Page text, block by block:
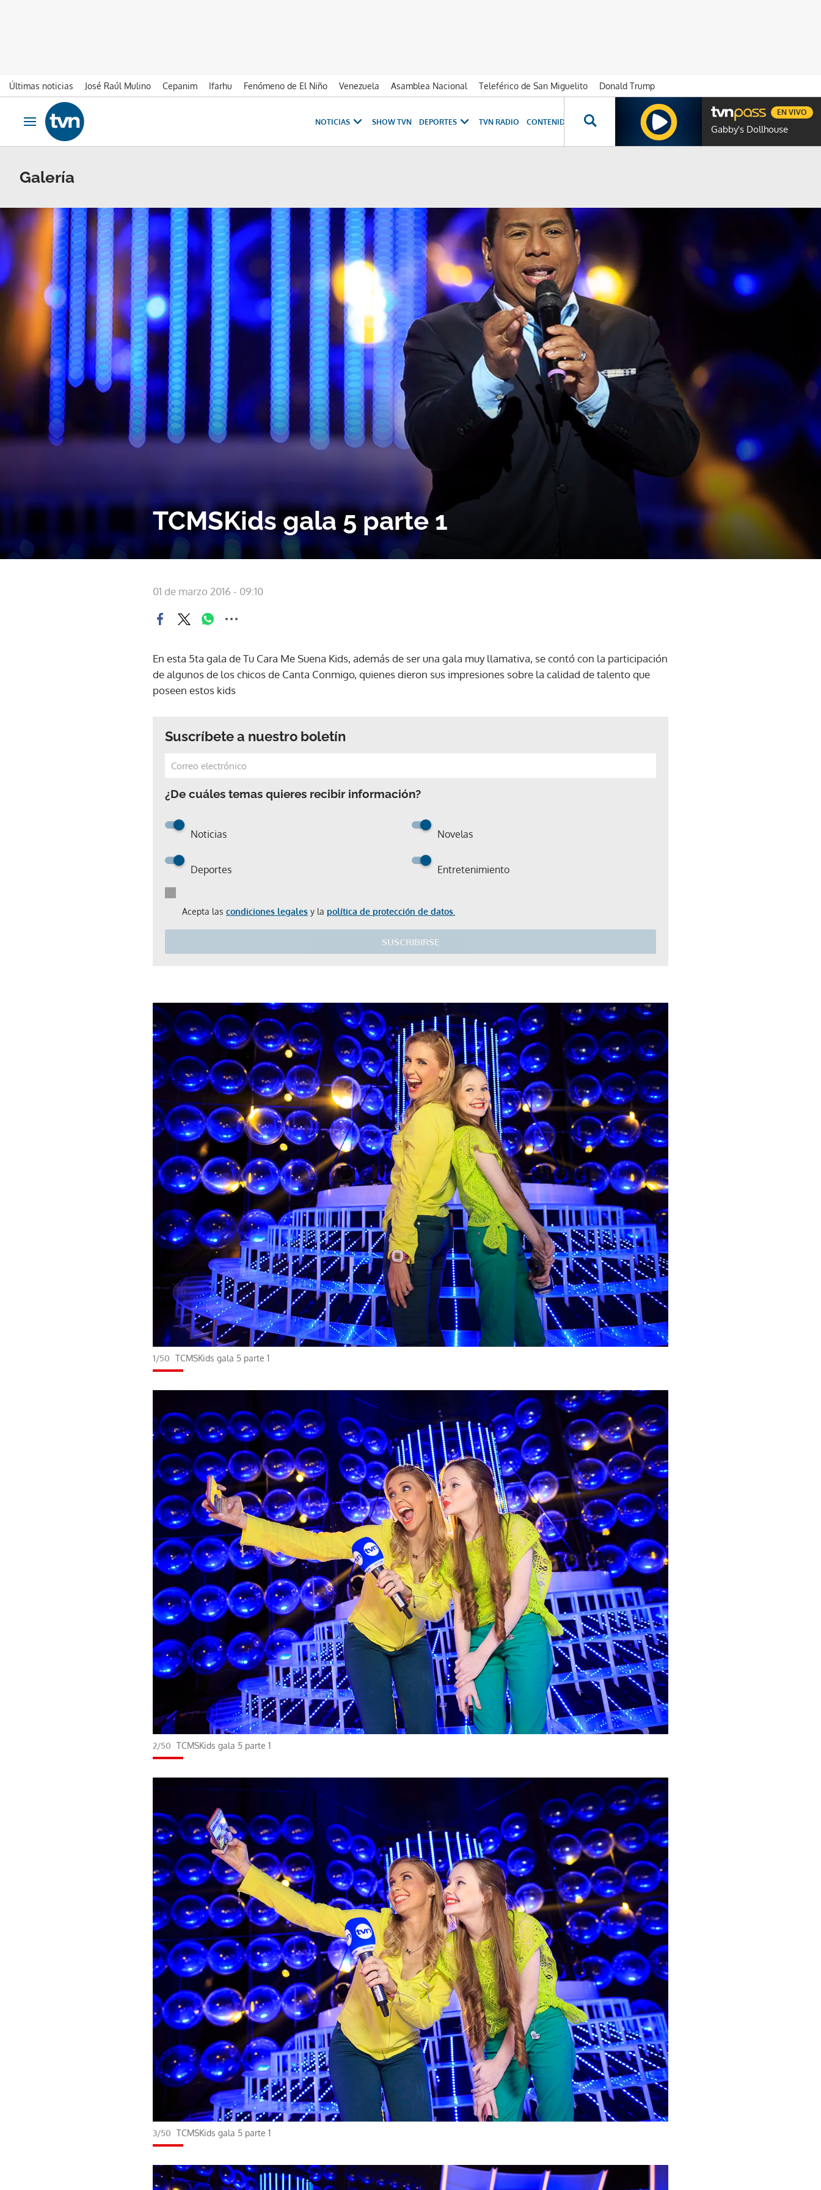
Últimas noticias José Raúl Mulino Cepanim Ifarhu Fenómeno de El Niño Venezuela Asamblea Nacional Teleférico de San Miguelito
Donald Trump
Ir al contenido
Obrir navegació
NOTICIAS SHOW TVN DEPORTES TVN RADIO CONTENIDOS ESPECIALES NOVELAS GENTE TVN
Gabby's Dollhouse
EN VIVO
Galería
TCMSKids gala 5 parte 1
01 de marzo 2016 - 09:10
En esta 5ta gala de Tu Cara Me Suena Kids, además de ser una gala muy llamativa, se contó con la participación
de algunos de los chicos de Canta Conmigo, quienes dieron sus impresiones sobre la calidad de talento que
poseen estos kids
Suscríbete a nuestro boletín
¿De cuáles temas quieres recibir información?
Noticias Novelas
Deportes Entretenimiento
Acepta las condiciones legales y la política de protección de datos.
SUSCRIBIRSE
ACEPTAR
1/50 TCMSKids gala 5 parte 1
2/50 TCMSKids gala 5 parte 1
3/50 TCMSKids gala 5 parte 1